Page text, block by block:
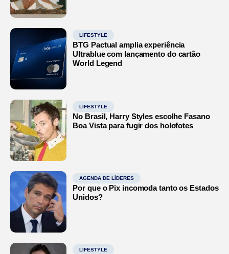
LIFESTYLE
BTG Pactual amplia experiência
Ultrablue com lançamento do cartão
World Legend
LIFESTYLE
No Brasil, Harry Styles escolhe Fasano
Boa Vista para fugir dos holofotes
AGENDA DE LÍDERES
Por que o Pix incomoda tanto os Estados
Unidos?
LIFESTYLE